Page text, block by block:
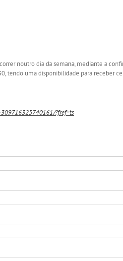
noutro dia da semana, mediante a
tendo uma disponibilidade para receber
?fref=ts